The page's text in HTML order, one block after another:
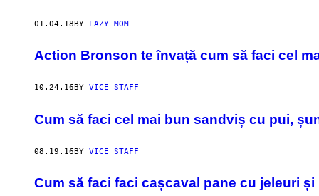
01.04.18BY LAZY MOM
Action Bronson te învață cum să faci cel
10.24.16 BY VICE STAFF
Cum să faci cel mai bun sandviș cu pui,
08.19.16BY VICE STAFF
Cum să faci faci cașcaval pane cu jeleuri și